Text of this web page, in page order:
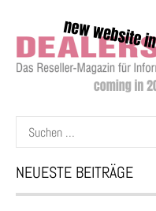
Suchen
nach:
NEUESTE BEITRÄGE